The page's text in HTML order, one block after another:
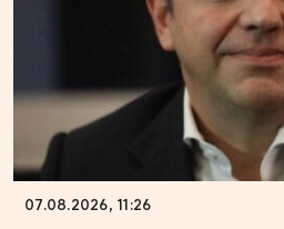
07.08.2026, 11:26